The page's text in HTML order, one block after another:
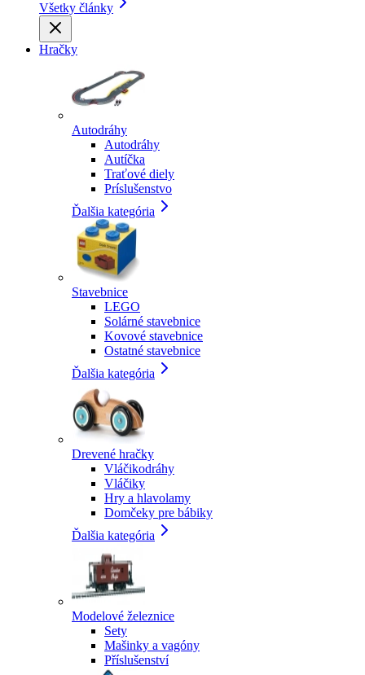
Všetky články
Hračky
Autodráhy
Autodráhy
Autíčka
Traťové diely
Príslušenstvo
Ďalšia kategória
Stavebnice
LEGO
Solárné stavebnice
Kovové stavebnice
Ostatné stavebnice
Ďalšia kategória
Drevené hračky
Vláčikodráhy
Vláčiky
Hry a hlavolamy
Domčeky pre bábiky
Ďalšia kategória
Modelové železnice
Sety
Mašinky a vagóny
Příslušenství